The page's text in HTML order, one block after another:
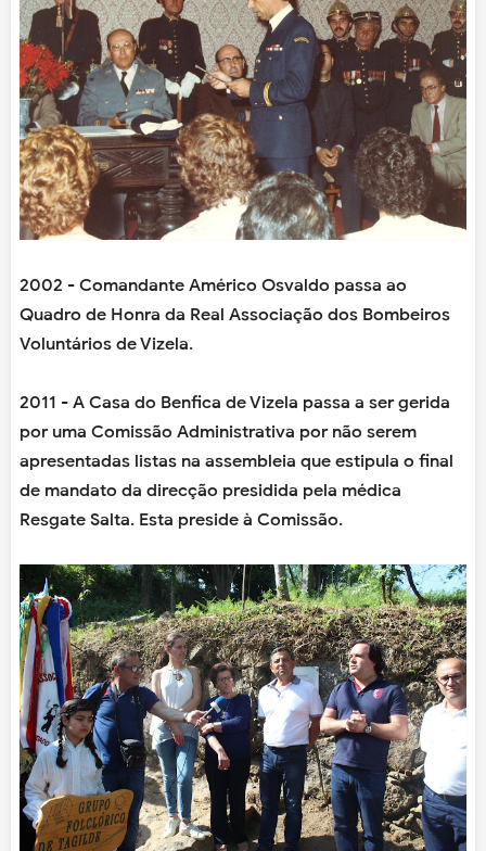
2002 - Comandante Américo Osvaldo passa ao
Quadro de Honra da Real Associação dos Bombeiros
Voluntários de Vizela.
2011 - A Casa do Benfica de Vizela passa a ser gerida
por uma Comissão Administrativa por não serem
apresentadas listas na assembleia que estipula o final
de mandato da direcção presidida pela médica
Resgate Salta. Esta preside à Comissão.